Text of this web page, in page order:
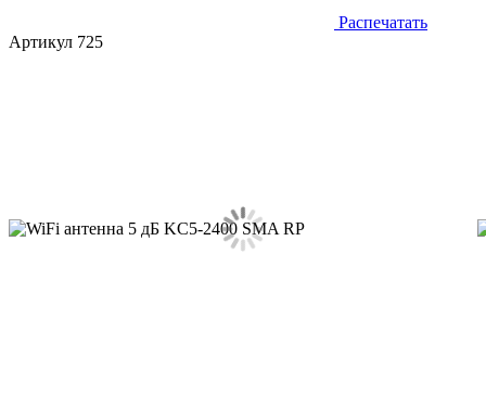
Распечатать
Артикул 725